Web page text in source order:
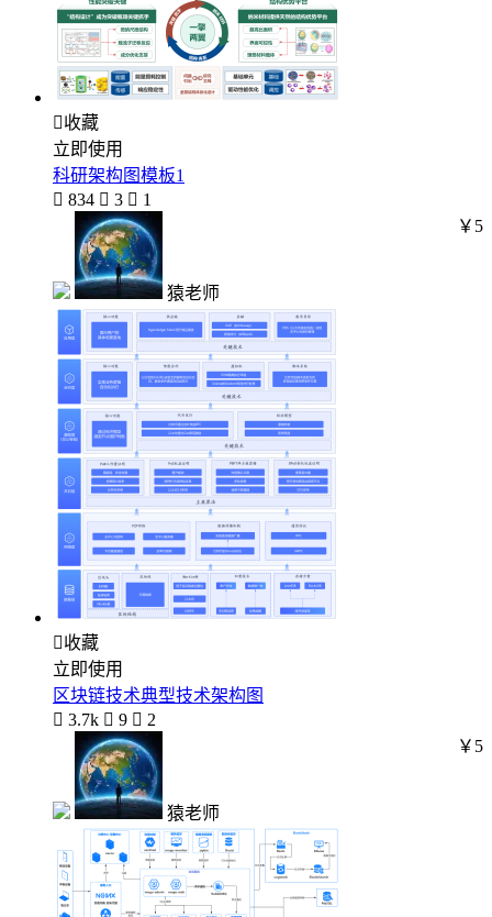
收藏
立即使用
科研架构图模板1
 834  3  1
猿老师
￥5
收藏
立即使用
区块链技术典型技术架构图
 3.7k  9  2
猿老师
￥5